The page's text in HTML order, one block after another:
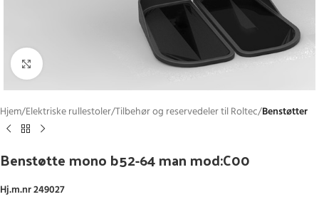
Click to enlarge
Hjem Elektriske rullestoler Tilbehør og reservedeler til Roltec Benstøtter
Benstøtte mono b52-64 man mod:C00
Hj.m.nr 249027